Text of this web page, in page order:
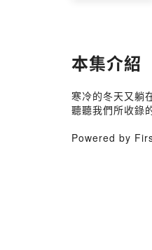
本集介紹
寒冷的冬天又躺
聽聽我們所收錄
Powered by